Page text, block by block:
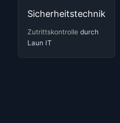
Sicherheitstechnik
Zutrittskontrolle durch
Laun IT